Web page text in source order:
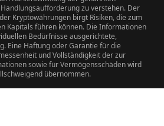
zu verstehen. Der
Kryptowährungen birgt Risiken, die zum
Kapitals führen können. Die Informationen
Bedürfnisse ausgerichtete,
Eine Haftung oder Garantie für die
und Vollständigkeit der zur
sowie für Vermögensschäden wird
übernommen.